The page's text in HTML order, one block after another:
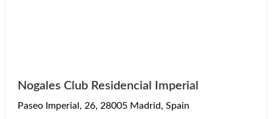
Nogales Club Residencial Imperial
Paseo Imperial, 26, 28005 Madrid, Spain